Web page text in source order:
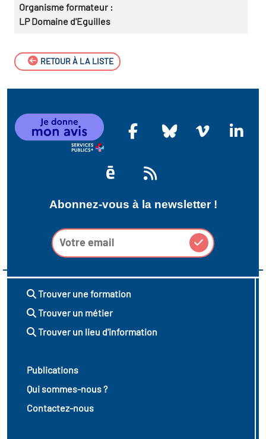
Organisme formateur :
LP Domaine d'Eguilles
RETOUR À LA LISTE
Abonnez-vous à la newsletter !
Trouver une formation
Trouver un métier
Trouver un lieu d'information
Publications
Qui sommes-nous ?
Contactez-nous